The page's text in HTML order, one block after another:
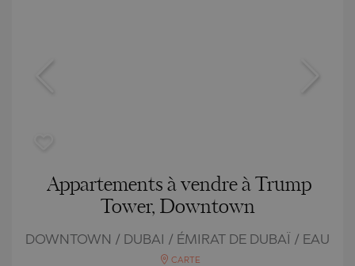
Appartements à vendre à Trump
Tower, Downtown
DOWNTOWN / DUBAI / ÉMIRAT DE DUBAÏ / EAU
CARTE